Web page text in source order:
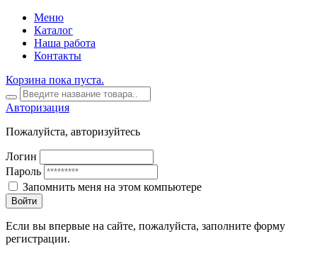
Меню
Каталог
Наша работа
Контакты
Корзина пока пуста.
Авторизация
Пожалуйста, авторизуйтесь
Логин
Пароль
Запомнить меня на этом компьютере
Войти
Если вы впервые на сайте, пожалуйста, заполните форму
регистрации.